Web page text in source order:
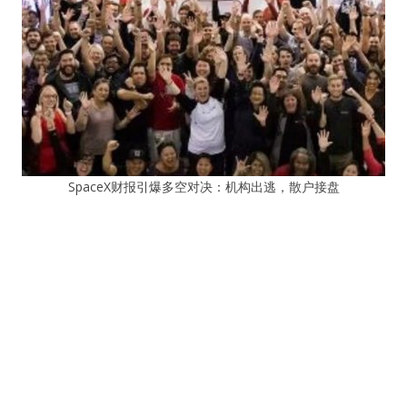
SpaceX财报引爆多空对决：机构出逃，散户接盘